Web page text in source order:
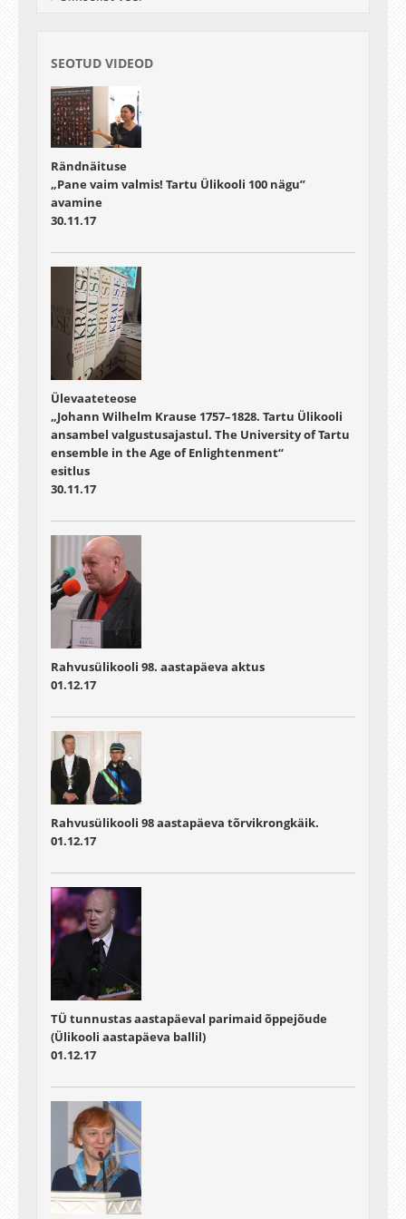
SEOTUD VIDEOD
Rändnäituse
„Pane vaim valmis! Tartu Ülikooli 100 nägu”
avamine
30.11.17
Ülevaateteose
„Johann Wilhelm Krause 1757–1828. Tartu Ülikooli
ansambel valgustusajastul. The University of Tartu
ensemble in the Age of Enlightenment“
esitlus
30.11.17
Rahvusülikooli 98. aastapäeva aktus
01.12.17
Rahvusülikooli 98 aastapäeva tõrvikrongkäik.
01.12.17
TÜ tunnustas aastapäeval parimaid õppejõude
(Ülikooli aastapäeva ballil)
01.12.17